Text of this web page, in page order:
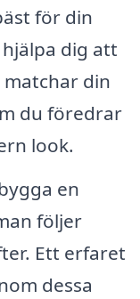
för din
dig att
din
du föredrar
look.
en
följer
Ett erfaret
dessa